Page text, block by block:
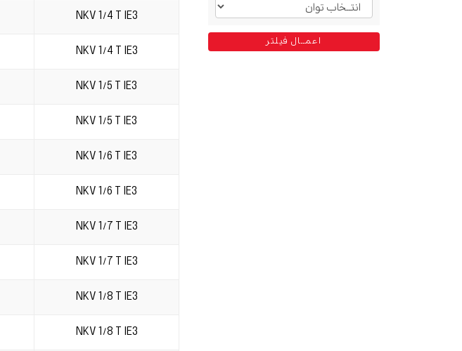
NKV 1/4 T IE3
NKV 1/4 T IE3
NKV 1/5 T IE3
NKV 1/5 T IE3
NKV 1/6 T IE3
NKV 1/6 T IE3
NKV 1/7 T IE3
NKV 1/7 T IE3
NKV 1/8 T IE3
NKV 1/8 T IE3